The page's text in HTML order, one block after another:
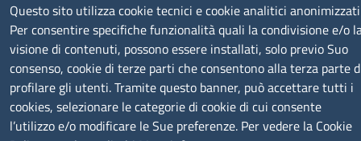
SEGUICI SU
Questo sito utilizza cookie tecnici e cookie analitici
Per consentire specifiche funzionalità quali la condivisione e/o
visione di contenuti, possono essere installati, solo previo Suo
consenso, cookie di terze parti che consentono alla terza parte
profilare gli utenti. Tramite questo banner, può accettare tutti i
cookies, selezionare le categorie di cookie di cui consente
l’utilizzo e/o modificare le Sue preferenze. Per vedere la Cookie